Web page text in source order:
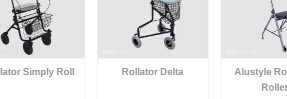
Roll Rollator Delta
Alustyle Rollator 2